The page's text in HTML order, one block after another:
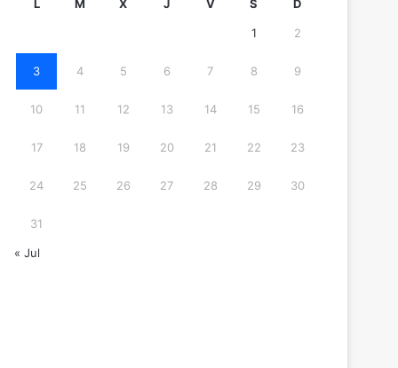
L M X J V S D
1 2
3 4 5 6 7 8 9
10 11 12 13 14 15 16
17 18 19 20 21 22 23
24 25 26 27 28 29 30
31
« Jul